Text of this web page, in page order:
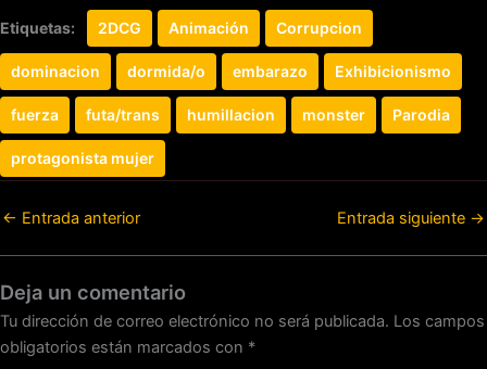
Etiquetas: 2DCG Animación Corrupcion
dominacion dormida/o embarazo Exhibicionismo
fuerza futa/trans humillacion monster Parodia
protagonista mujer
← Entrada anterior Entrada siguiente →
Deja un comentario
Tu dirección de correo electrónico no será publicada. Los campos
obligatorios están marcados con *